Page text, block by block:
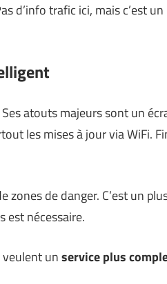
d’info trafic ici, mais c’est un
atouts majeurs sont un
les mises à jour via WiFi.
zones de danger. C’est un
est nécessaire.
veulent unservice plus